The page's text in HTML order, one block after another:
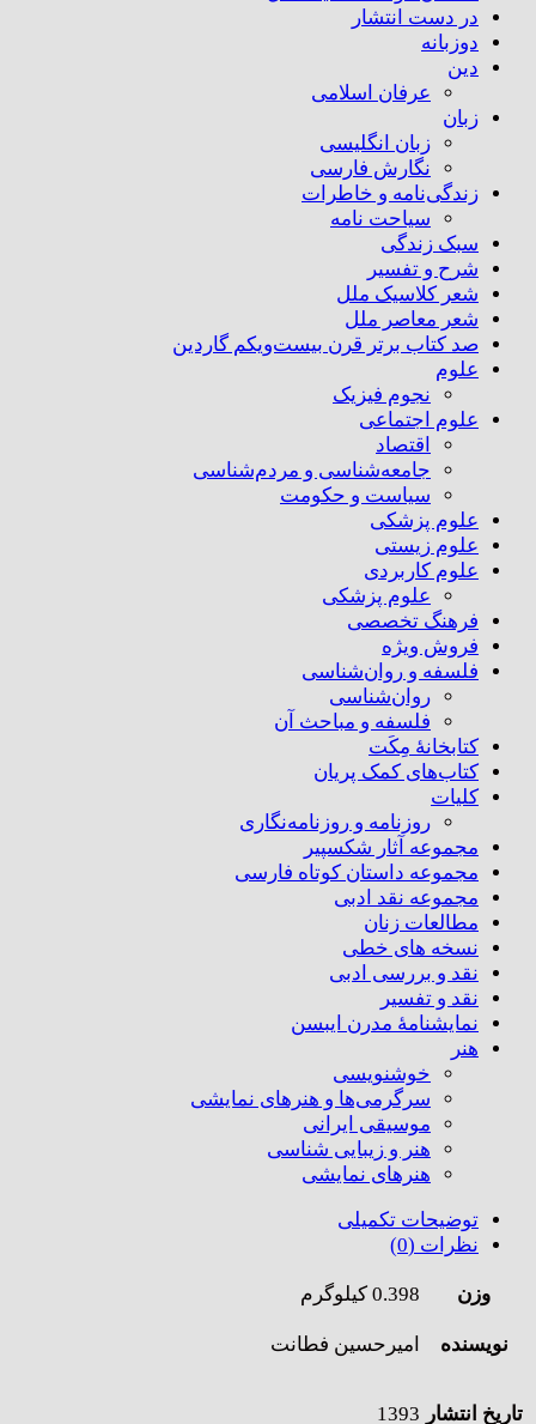
در دست انتشار
دوزبانه
دین
عرفان اسلامی
زبان
زبان انگلیسی
نگارش فارسی
زندگی‌نامه و خاطرات
سیاحت نامه
سبک زندگی
شرح و تفسیر
شعر کلاسیک ملل
شعر معاصر ملل
صد کتاب برتر قرن بیست‌و‌یکم گاردین
علوم
نجوم فیزیک
علوم اجتماعی
اقتصاد
جامعه‌شناسی و مردم‌شناسی
سیاست و حکومت
علوم پزشکی
علوم زیستی
علوم کاربردی
علوم پزشکی
فرهنگ تخصصی
فروش ویژه
فلسفه و روان‌شناسی
روان‌شناسی
فلسفه و مباحث آن
کتابخانۀ مِکَت
کتاب‌های کمک پریان
کلیات
روزنامه و روزنامه‌نگاری
مجموعه آثار شکسپیر
مجموعه داستان کوتاه فارسی
مجموعه نقد ادبی
مطالعات زنان
نسخه های خطی
نقد و بررسی ادبی
نقد و تفسیر
نمایشنامۀ مدرن ایبسن
هنر
خوشنویسی
سرگرمی‌ها و هنرهای نمایشی
موسیقی ایرانی
هنر و زیبایی شناسی
هنر‌های نمایشی
توضیحات تکمیلی
نظرات (0)
وزن 0.398 کیلوگرم
نویسنده امیرحسین فطانت
تاریخ انتشار 1393